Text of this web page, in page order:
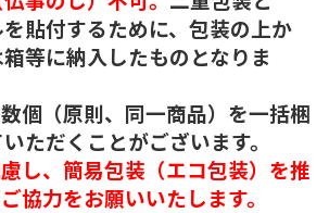
貼付するために、包装の上か
等に納入したものとなりま
個（原則、同一商品）を一括梱
ただくことがございます。
し、簡易包装（エコ包装）を推
協力をお願いいたします。